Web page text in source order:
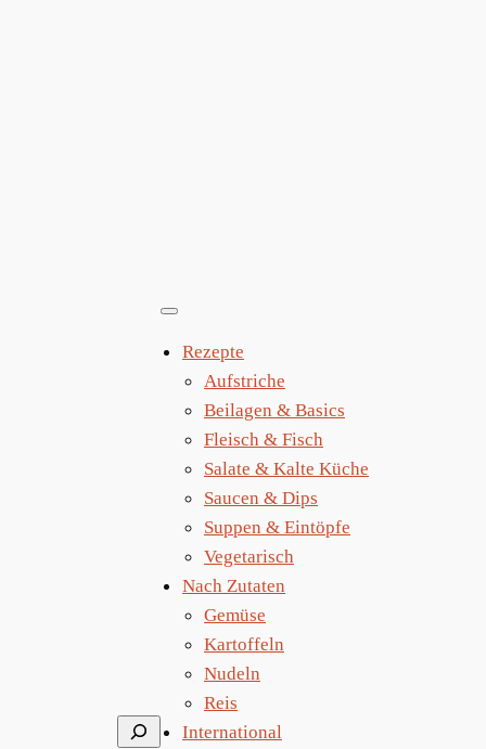
Suchen
Rezepte
Aufstriche
Beilagen & Basics
Fleisch & Fisch
Salate & Kalte Küche
Saucen & Dips
Suppen & Eintöpfe
Vegetarisch
Nach Zutaten
Gemüse
Kartoffeln
Nudeln
Reis
International